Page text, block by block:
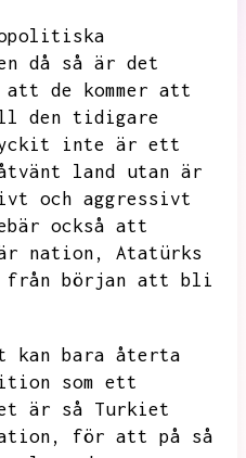
då så är det
de kommer att
den tidigare
inte är ett
land utan är
och aggressivt
också att
nation,
Atatürks
från början att bli
kan bara återta
som ett
är så Turkiet
för att på så